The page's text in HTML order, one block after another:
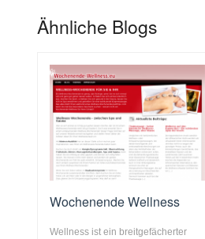
Ähnliche Blogs
Wochenende Wellness
Wellness ist ein breitgefächerter